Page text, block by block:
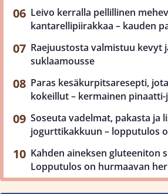
Leivo kerralla pellillinen
kantarellipiirakkaa – kauden
Raejuustosta valmistuu kevyt
suklaamousse
Paras kesäkurpitsaresepti,
kokeillut – kermainen
Soseuta vadelmat, pakasta ja
jogurttikakkuun – lopputulos
Kahden aineksen gluteeniton
Lopputulos on hurmaavan